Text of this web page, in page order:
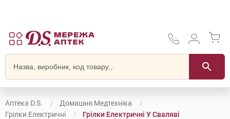
Аптека D.S.
Домашня Медтехніка
Грілки Електричні
Грілки Електричні У Сваляві